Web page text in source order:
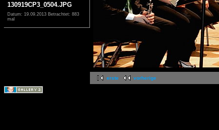
130919CP3_0504.JPG
Datum: 19.09.2013 Betrachtet: 883
mal
erste vorherige